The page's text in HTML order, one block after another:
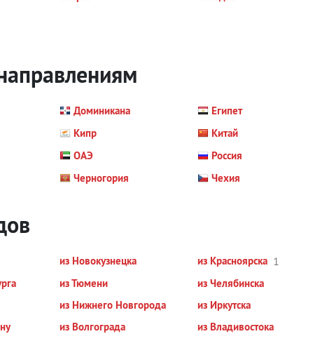
Доминикана Египет
Кипр Китай
ОАЭ Россия
Черногория Чехия
из Новокузнецка из Красноярска 1
из Тюмени из Челябинска
из Нижнего Новгорода из Иркутска
из Волгограда из Владивостока